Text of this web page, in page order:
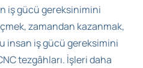
iş gücü gereksinimini
zamandan kazanmak,
insan iş gücü gereksimini
tezgâhları. İşleri daha